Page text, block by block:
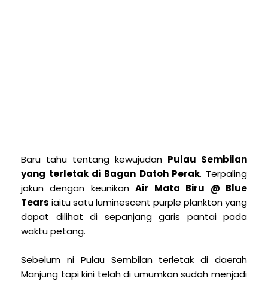
Baru tahu tentang kewujudan Pulau Sembilan
yang terletak di Bagan Datoh Perak. Terpaling
jakun dengan keunikanAir Mata Biru @ Blue
Tears iaitu satu luminescent purple plankton yang
dapat dilihat di sepanjang garis pantai pada
waktu petang.
Sebelum ni Pulau Sembilan terletak di daerah
Manjung tapi kini telah di umumkan sudah menjadi